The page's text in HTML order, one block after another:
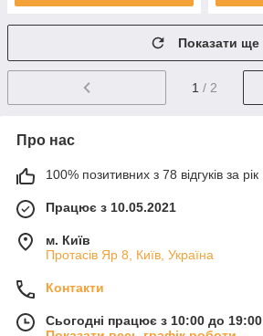
Показати ще
1 / 2
Про нас
100% позитивних з 78 відгуків за рік
Працює з 10.05.2021
м. Київ
Протасів Яр 8, Київ, Україна
Контакти
Сьогодні працює з 10:00 до 19:00